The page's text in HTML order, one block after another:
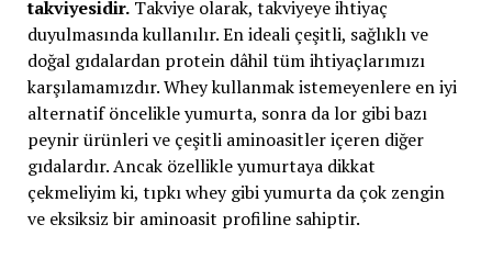
takviyesidir.Takviye olarak, takviyeye ihtiyaç
duyulmasında kullanılır. En ideali çeşitli, sağlıklı ve
doğal gıdalardan protein dâhil tüm ihtiyaçlarımızı
karşılamamızdır. Whey kullanmak istemeyenlere en iyi
alternatif öncelikle yumurta, sonra da lor gibi bazı
peynir ürünleri ve çeşitli aminoasitler içeren diğer
gıdalardır. Ancak özellikle yumurtaya dikkat
çekmeliyim ki, tıpkı whey gibi yumurta da çok zengin
ve eksiksiz bir aminoasit profiline sahiptir.